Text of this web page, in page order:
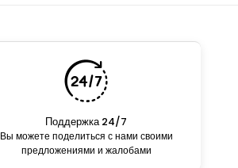
Поддержка 24/7
Вы можете поделиться с нами своими
предложениями и жалобами